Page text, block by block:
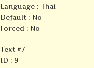
Language : Thai
Default : No
Forced : No
Text #7
ID : 9